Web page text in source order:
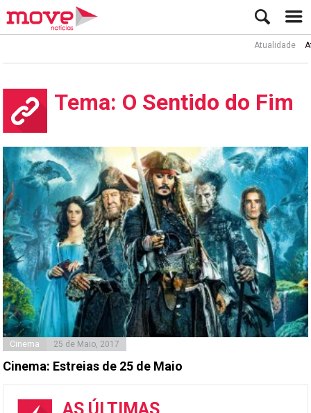
Atualidade
Tema: O Sentido do Fim
Cinema 25 de Maio, 2017
Cinema: Estreias de 25 de Maio